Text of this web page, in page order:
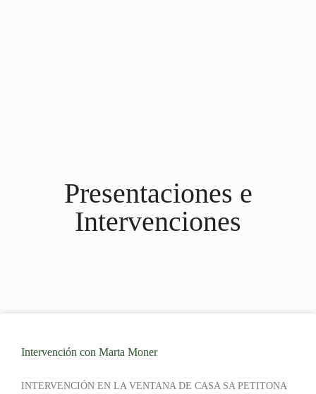
Presentaciones e
Intervenciones
Intervención con Marta Moner
INTERVENCIÓN EN LA VENTANA DE CASA SA PETITONA